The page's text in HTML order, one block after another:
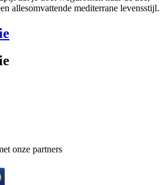
allesomvattende mediterrane levensstijl.
onze partners